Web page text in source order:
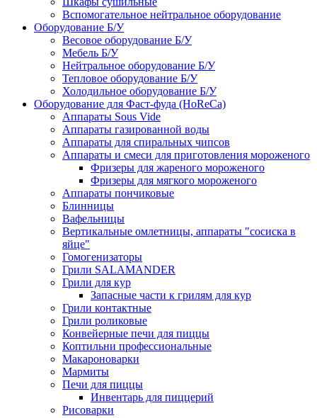
Вспомогательное нейтральное оборудование
Оборудование Б/У
Весовое оборудование Б/У
Мебель Б/У
Нейтральное оборудование Б/У
Тепловое оборудование Б/У
Холодильное оборудование Б/У
Оборудование для Фаст-фуда (HoReCa)
Аппараты Sous Vide
Аппараты газированной воды
Аппараты для спиральных чипсов
Аппараты и смеси для приготовления мороженого
Фризеры для жареного мороженого
Фризеры для мягкого мороженого
Аппараты пончиковые
Блинницы
Вафельницы
Вертикальные омлетницы, аппараты "сосиска в
яйце"
Гомогенизаторы
Грили SALAMANDER
Грили для кур
Запасные части к грилям для кур
Грили контактные
Грили роликовые
Конвейерные печи для пиццы
Коптильни профессиональные
Макароноварки
Мармиты
Печи для пиццы
Инвентарь для пиццерий
Рисоварки